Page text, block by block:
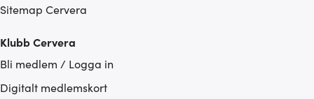
Sitemap Cervera
Klubb Cervera
Bli medlem / Logga in
Digitalt medlemskort